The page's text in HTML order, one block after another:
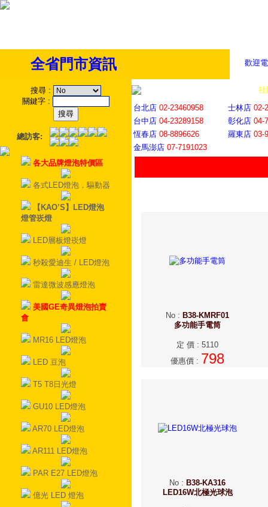
歡迎
全省門市資訊
搜尋 :
關鍵字 :
總訪客:
各大品牌燈泡特價區
各式LED燈泡．驅動器
【KAO’S】LED燈泡
燈管崁燈
LED層板燈崁燈
秒殺愛迪生 / LED燈泡
雷達微波感應燈泡
美國GE奇異燈泡拍賣
會
MR16 LED燈泡
LED 豆泡
T5 T8日光燈
GU10 LED燈泡
AR70 LED燈泡
AR111 LED燈泡
PAR E27 LED燈泡
億光 LED 燈泡
社
台北店 02-23460958 士林店 02-
台中店 04-23289158 彰化店 04-
恆春店 08-8896626 羅東店 03-
金馬澎店 07-7191023
No : B38-KMRF01
多功能手電筒
定 價 : 5110
優惠價 : 798
No : B38-KA316
LED16W北極光球泡